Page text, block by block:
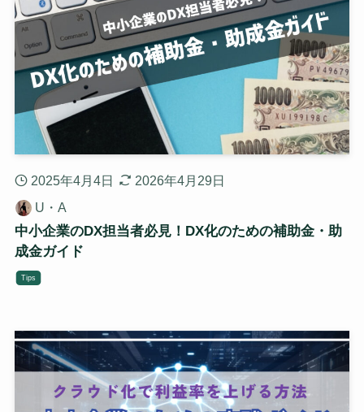
2025年4月4日
2026年4月29日
U・A
中小企業のDX担当者必見！DX化のための補助金・助
成金ガイド
Tips